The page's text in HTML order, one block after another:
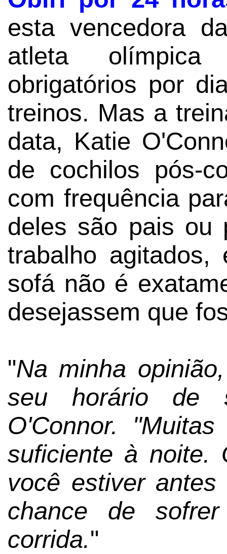
esta vencedora
atleta
obrigatórios por
treinos. Mas a
data, Katie
de cochilos pós-
com frequência
deles são pais ou
trabalho
sofá não é
desejassem que
"Na minha
seu horário de
O'Connor.
suficiente à noite.
você estiver
chance de
corrida."